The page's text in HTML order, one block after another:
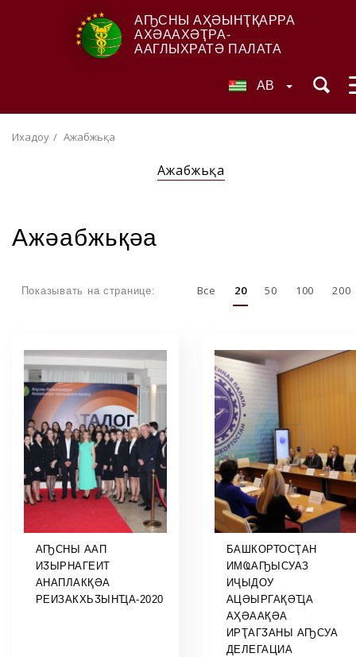
АҦСНЫ АҲӘЫНҬҚАРРА
АХӘААХӘҬРА-
ААГЛЫХРАТӘ ПАЛАТА
AB
Ихадоу Ажәабжьқәа
Ажәабжьқәа
Ажәабжьқәа
Показывать на странице: Все 20 50 100 200
АҦСНЫ ААП
ИӠЫРНАГЕИТ
АНАПЛАКҚӘА
РЕИЗАКХЬӠЫНҴА-2020
БАШКОРТОСҬАН
ИМҨАҦЫСУАЗ
ИҶЫДОУ
АЦӘЫРГАҚӘҴА
АҲӘААҚӘА
ИРҬАГӠАНЫ АҦСУА
ДЕЛЕГАЦИА